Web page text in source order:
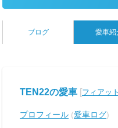
ブログ 愛車紹
TEN22の愛車 [フィアッ
プロフィール (愛車ログ)